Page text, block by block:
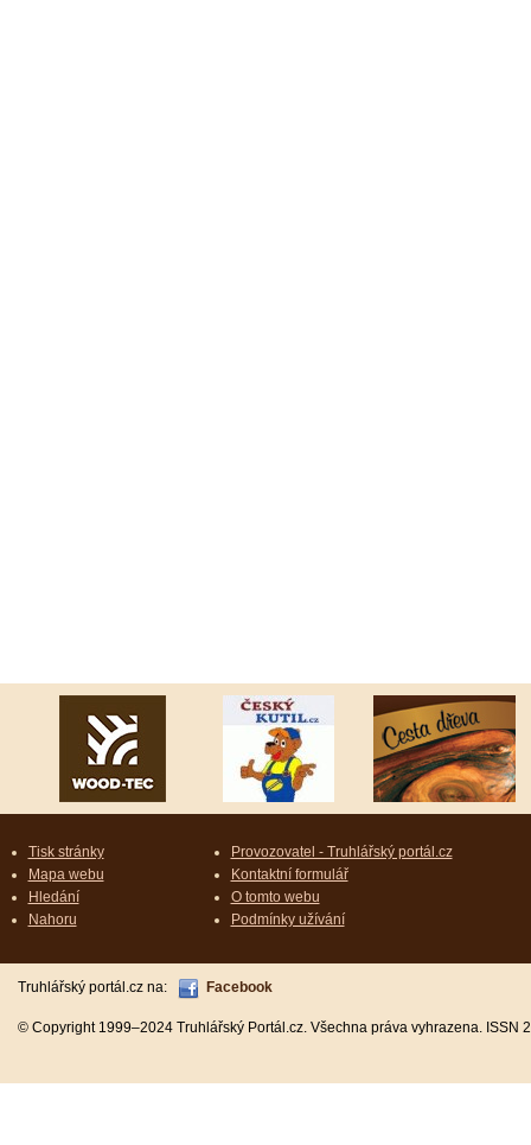
Tisk stránky
Mapa webu
Hledání
Nahoru
Provozovatel - Truhlářský portál.cz
Kontaktní formulář
O tomto webu
Podmínky užívání
Truhlářský portál.cz na: Facebook
© Copyright 1999–2024 Truhlářský Portál.cz. Všechna práva vyhrazena.